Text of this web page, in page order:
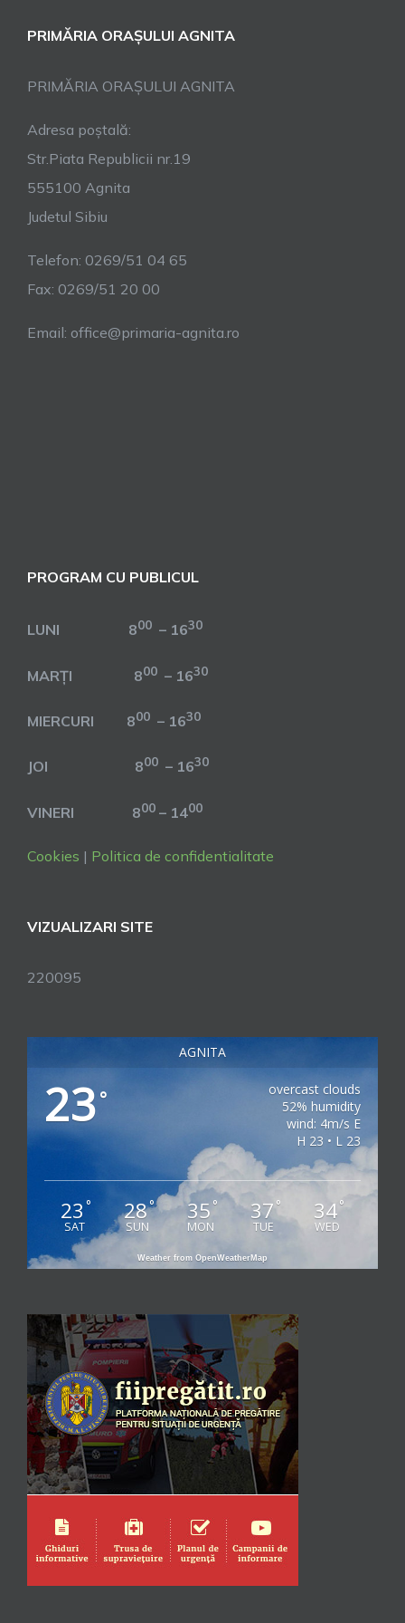
PRIMĂRIA ORAȘULUI AGNITA
PRIMĂRIA ORAȘULUI AGNITA
Adresa poștală:
Str.Piata Republicii nr.19
555100 Agnita
Judetul Sibiu
Telefon: 0269/51 04 65
Fax: 0269/51 20 00
Email: office@primaria-agnita.ro
PROGRAM CU PUBLICUL
LUNI 800 – 1630
MARȚI 800 – 1630
MIERCURI 800 – 1630
JOI 800 – 1630
VINERI 800 – 1400
Cookies | Politica de confidentialitate
VIZUALIZARI SITE
220095
AGNITA
23°
overcast clouds
52% humidity
wind: 4m/s E
H 23 • L 23
23 °
SAT
28°
SUN
35°
MON
37 °
TUE
34°
WED
Weather from OpenWeatherMap